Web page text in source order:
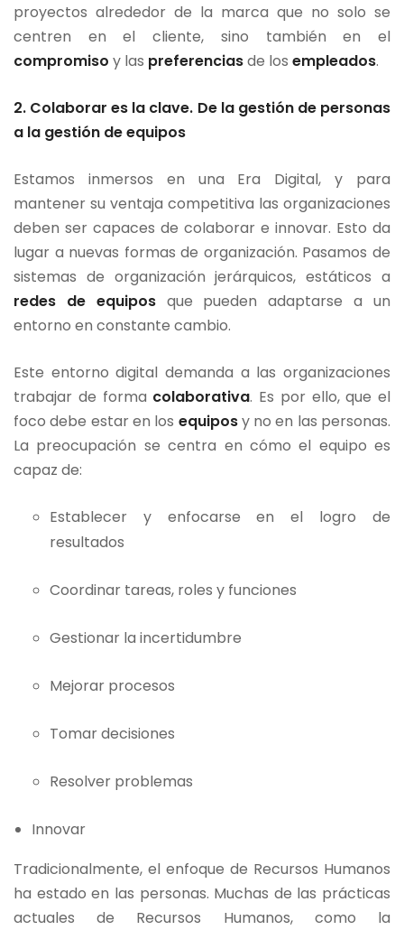
proyectos alrededor de la marca que no solo se
centren en el cliente, sino también en el
compromiso y las preferenciasde los empleados.
2. Colaborar es la clave. De la gestión de personas
a la gestión de equipos
Estamos inmersos en una Era Digital, y para
mantener su ventaja competitiva las organizaciones
deben ser capaces de colaborar e innovar. Esto da
lugar a nuevas formas de organización. Pasamos de
sistemas de organización jerárquicos, estáticos a
redes de equiposque pueden adaptarse a un
entorno en constante cambio.
Este entorno digital demanda a las organizaciones
trabajar de forma colaborativa. Es por ello, que el
foco debe estar en los equiposy no en las personas.
La preocupación se centra en cómo el equipo es
capaz de:
Establecer y enfocarse en el logro de
resultados
Coordinar tareas, roles y funciones
Gestionar la incertidumbre
Mejorar procesos
Tomar decisiones
Resolver problemas
Innovar
Tradicionalmente, el enfoque de Recursos Humanos
ha estado en las personas. Muchas de las prácticas
actuales de Recursos Humanos, como la